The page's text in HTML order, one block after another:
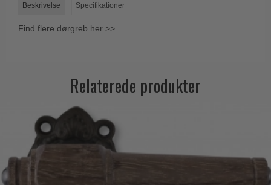
Beskrivelse Specifikationer
Find flere dørgreb her >>
Relaterede produkter